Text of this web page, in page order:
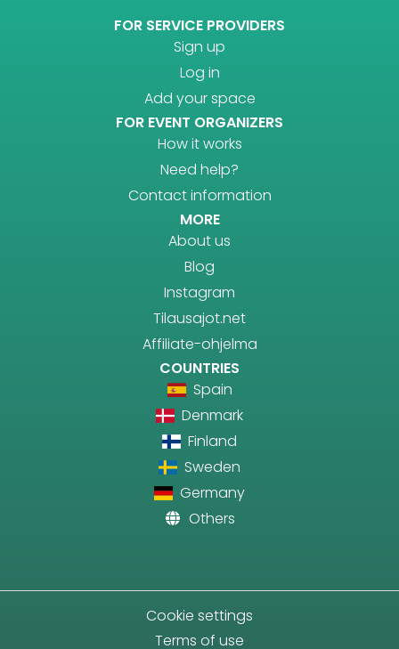
FOR SERVICE PROVIDERS
Sign up
Log in
Add your space
FOR EVENT ORGANIZERS
How it works
Need help?
Contact information
MORE
About us
Blog
Instagram
Tilausajot.net
Affiliate-ohjelma
COUNTRIES
Spain
Denmark
Finland
Sweden
Germany
Others
Cookie settings
Terms of use